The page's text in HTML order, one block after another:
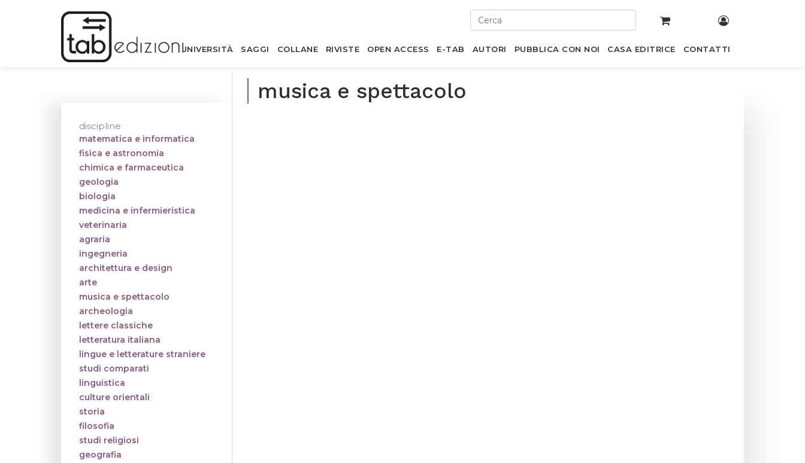
UNIVERSITÀ SAGGI COLLANE RIVISTE OPEN ACCESS E-TAB AUTORI PUBBLICA CON NOI CASA EDITRICE CONTATTI
musica e spettacolo
discipline
matematica e informatica
fisica e astronomia
chimica e farmaceutica
geologia
biologia
medicina e infermieristica
veterinaria
agraria
ingegneria
architettura e design
arte
musica e spettacolo
archeologia
lettere classiche
letteratura italiana
lingue e letterature straniere
studi comparati
linguistica
culture orientali
storia
filosofia
studi religiosi
geografia